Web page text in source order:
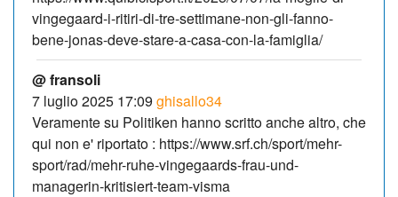
vingegaard-i-ritiri-di-tre-settimane-non-gli-fanno-
bene-jonas-deve-stare-a-casa-con-la-famiglia/
@ fransoli
7 luglio 2025 17:09 ghisallo34
Veramente su Politiken hanno scritto anche altro, che
qui non e' riportato : https://www.srf.ch/sport/mehr-
sport/rad/mehr-ruhe-vingegaards-frau-und-
managerin-kritisiert-team-visma